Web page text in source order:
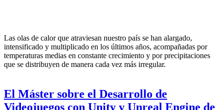
Las olas de calor que atraviesan nuestro país se han alargado,
intensificado y multiplicado en los últimos años, acompañadas por
temperaturas medias en constante crecimiento y por precipitaciones
que se distribuyen de manera cada vez más irregular.
El Máster sobre el Desarrollo de
Videojuegos con Unity y Unreal Engine de